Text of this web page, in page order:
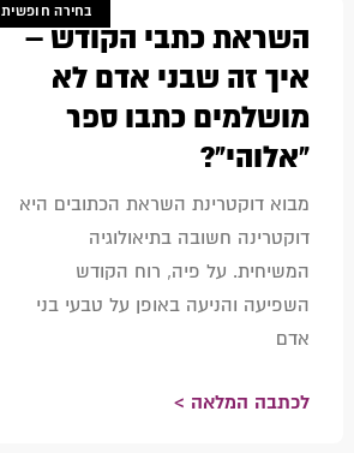
בחירה חופשית
השראת כתבי הקודש –
איך זה שבני אדם לא
מושלמים כתבו ספר
"אלוהי"?
מבוא דוקטרינת השראת הכתובים היא
דוקטרינה חשובה בתיאולוגיה
המשיחית. על פיה, רוח הקודש
השפיעה והניעה באופן על טבעי בני
אדם
לכתבה המלאה >